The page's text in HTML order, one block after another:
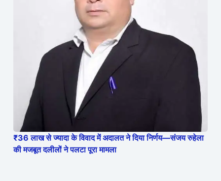
₹36 लाख से ज्यादा के विवाद में अदालत ने दिया निर्णय—संजय रुहेला
की मजबूत दलीलों ने पलटा पूरा मामला